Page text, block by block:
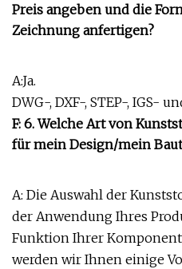
Preis angeben und die
Zeichnung anfertigen?
A:Ja.
DWG-, DXF-, STEP-, IGS-
F: 6. Welche Art von
für mein Design/mein
A: Die Auswahl der
der Anwendung Ihres
Funktion Ihrer
werden wir Ihnen einige